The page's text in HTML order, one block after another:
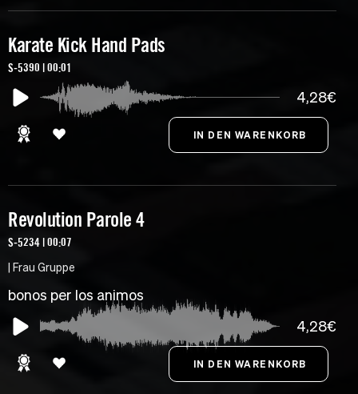
Karate Kick Hand Pads
S-5390 | 00:01
4,28€
Revolution Parole 4
S-5234 | 00:07
| Frau Gruppe
bonos per los animos
4,28€